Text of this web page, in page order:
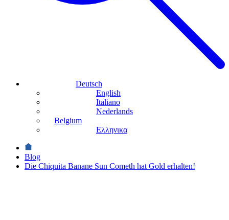
Deutsch
English
Italiano
Nederlands
Belgium
Ελληνικα
Blog
Die Chiquita Banane Sun Cometh hat Gold erhalten!